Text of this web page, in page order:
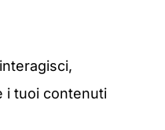
i tuoi contenuti